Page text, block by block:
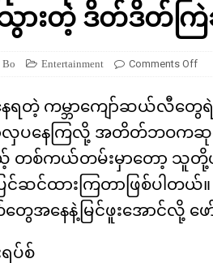
20, 2025 ] ဒိုင်နိုဆောတွေကို မျိုးတုံးစေခဲ့တဲ့ ဥက္
သွားတဲ့ ဒိတ်ဒိတ်က
Bo Entertainment Comments Off
ေရတဲ့ ကမ္ဘာကျော်ဆယ်လီတွေ
မောလှပနေကြလို့ အတိတ်ဘဝက
စ်ကယ်တမ်းမှာတော့ သူတို့ဟာ
ြင်ဆင်ထားကြတာဖြစ်ပါ
အနေနဲ့မြင်ဖူးအောင်လို့ ဖေ
ပ်စ်